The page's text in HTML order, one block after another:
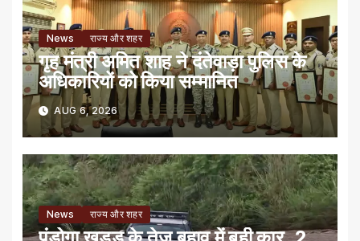
News राज्य और शहर
गृह मंत्री अमित शाह ने दंतेवाड़ा पुलिस के
अधिकारियों को किया सम्मानित
AUG 6, 2026
News राज्य और शहर